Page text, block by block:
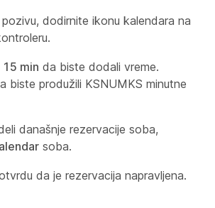
dodirnite ikonu kalendara na
15 min da biste dodali vreme.
biste produžili KSNUMKS minutne
današnje rezervacije soba,
soba.
da je rezervacija napravljena.